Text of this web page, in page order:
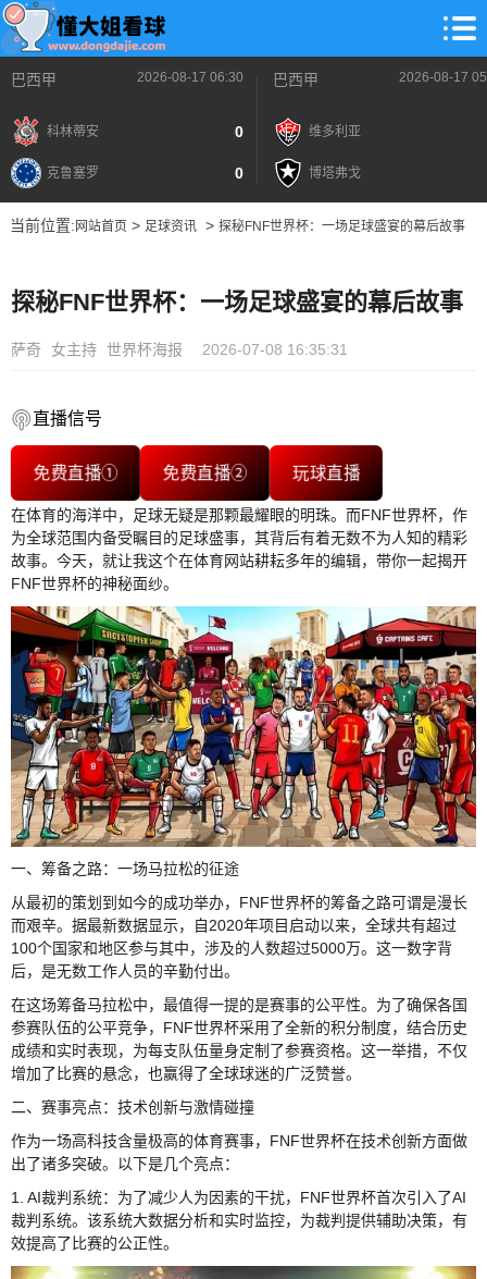
巴西甲 2026-08-17 06:30
科林蒂安 0
克鲁塞罗 0
巴西甲 2026-08-17
维多利亚
博塔弗戈
当前位置: 网站首页> 足球资讯> 探秘FNF世界杯：一场足球盛宴的幕后故事
探秘FNF世界杯：一场足球盛宴的幕后故事
萨奇 女主持 世界杯海报 2026-07-08 16:35:31
直播信号
免费直播① 免费直播② 玩球直播
在体育的海洋中，足球无疑是那颗最耀眼的明珠。而FNF世界杯，作
为全球范围内备受瞩目的足球盛事，其背后有着无数不为人知的精彩
故事。今天，就让我这个在体育网站耕耘多年的编辑，带你一起揭开
FNF世界杯的神秘面纱。
一、筹备之路：一场马拉松的征途
从最初的策划到如今的成功举办，FNF世界杯的筹备之路可谓是漫长
而艰辛。据最新数据显示，自2020年项目启动以来，全球共有超过
100个国家和地区参与其中，涉及的人数超过5000万。这一数字背
后，是无数工作人员的辛勤付出。
在这场筹备马拉松中，最值得一提的是赛事的公平性。为了确保各国
参赛队伍的公平竞争，FNF世界杯采用了全新的积分制度，结合历史
成绩和实时表现，为每支队伍量身定制了参赛资格。这一举措，不仅
增加了比赛的悬念，也赢得了全球球迷的广泛赞誉。
二、赛事亮点：技术创新与激情碰撞
作为一场高科技含量极高的体育赛事，FNF世界杯在技术创新方面做
出了诸多突破。以下是几个亮点：
1. AI裁判系统：为了减少人为因素的干扰，FNF世界杯首次引入了AI
裁判系统。该系统大数据分析和实时监控，为裁判提供辅助决策，有
效提高了比赛的公正性。